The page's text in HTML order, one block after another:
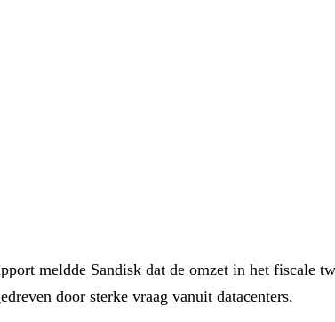
meldde Sandisk dat de omzet in het fiscale
door sterke vraag vanuit datacenters.